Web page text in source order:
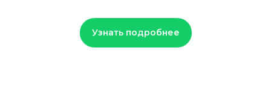
Узнать подробнее